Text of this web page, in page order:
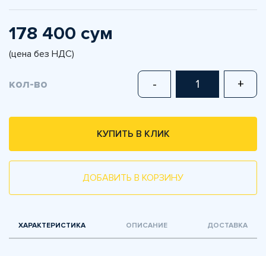
178 400 сум
(цена без НДС)
кол-во - +
КУПИТЬ В КЛИК
ДОБАВИТЬ В КОРЗИНУ
ХАРАКТЕРИСТИКА ОПИСАНИЕ ДОСТАВКА